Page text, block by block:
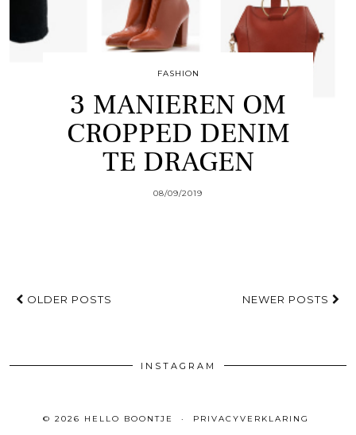
FASHION
3 MANIEREN OM
CROPPED DENIM
TE DRAGEN
08/09/2019
OLDER POSTS NEWER POSTS
INSTAGRAM
© 2026 HELLO BOONTJE PRIVACYVERKLARING